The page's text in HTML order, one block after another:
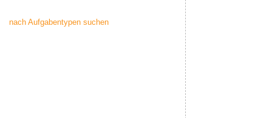
nach Aufgabentypen suchen